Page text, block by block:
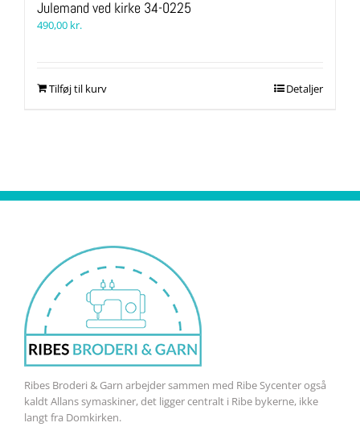
Julemand ved kirke 34-0225
490,00 kr.
Tilføj til kurv Detaljer
Ribes Broderi & Garn arbejder sammen med Ribe Sycenter også
kaldt Allans symaskiner, det ligger centralt i Ribe bykerne, ikke
langt fra Domkirken.